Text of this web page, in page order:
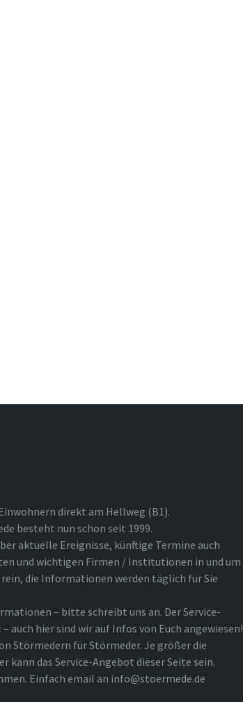
direkt am Hellweg (B1).
besteht nun schon seit 1999.
aktuelle Ereignisse, künftige Termine auch
und wichtigen Firmen / Institutionen in und um
die Informationen werden täglich für Sie
– bitte schreibt uns an. Der Service-
auch hier sind wir auf Infos von Euch angewiesen!
Störmedern für Störmeder. Je größer die
kann das Service-Angebot dieser Seite sein.
Einfach email an info@stoermede.de